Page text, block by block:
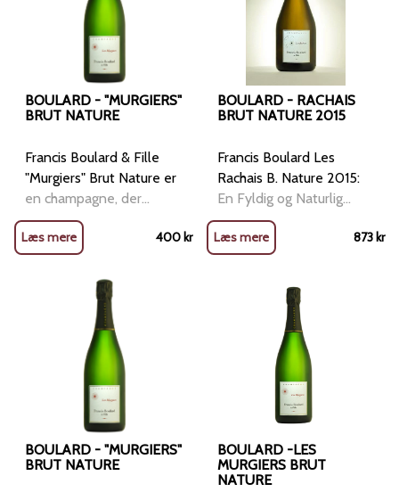
BOULARD - "MURGIERS"
BRUT NATURE
Francis Boulard & Fille
"Murgiers" Brut Nature er
en champagne, der
kombinerer tradition,
finesse og en passion for
bæredygtig produktion.
Denne mousserende
perle er et udtryk for dyb
respekt for terroir og
vinfremstilling, hvor hver
flaske fortæller en h
Læs mere 400kr
BOULARD - RACHAIS
BRUT NATURE 2015
Francis Boulard Les
Rachais B. Nature 2015:
En Fyldig og Naturlig
Perle Les Rachais B.
Nature 2015 er en
bemærkelsesværdig
Boulard, der fuldt ud
lever op til hans ry som
en af de mest
dedikerede producenter
af biodynamiske
champagne
Læs mere 873kr
BOULARD - "MURGIERS"
BRUT NATURE
BOULARD -LES
MURGIERS BRUT
NATURE